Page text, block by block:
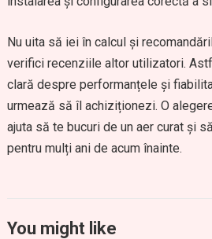
Nu uita să iei în calcul și
verifici recenziile altor utilizatori.
clară despre performanțele și
urmează să îl achiziționezi. O
ajuta să te bucuri de un aer curat și
pentru mulți ani de acum înainte.
You might like